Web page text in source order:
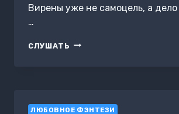
Вирены уже не самоцель, а
…
СЛУШАТЬ КАК
ЛЮБОВНОЕ ФЭНТЕЗИ